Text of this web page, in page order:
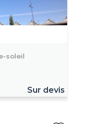
soleil
Sur devis